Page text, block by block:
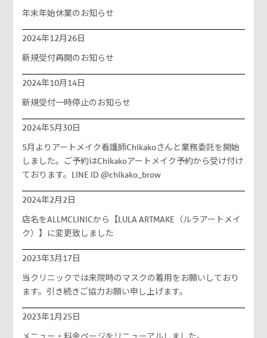
年末年始休業のお知らせ
2024年12月26日
新規受付再開のお知らせ
2024年10月14日
新規受付一時停止のお知らせ
2024年5月30日
5月よりアートメイク看護師Chikakoさんと業務委託を開始
しました。ご予約はChikakoアートメイク予約から受け付け
ております。LINE ID @chikako_brow
2024年2月2日
店名をALLMCLINICから【LULA ARTMAKE（ルラアートメイ
ク）】に変更致しました
2023年3月17日
当クリニックでは来院時のマスクの着用をお願いしており
ます。引き続きご協力お願い申し上げます。
2023年1月25日